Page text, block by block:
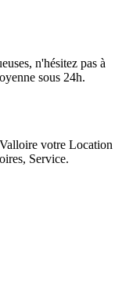
n'hésitez pas à
sous 24h.
votre Location
Service.